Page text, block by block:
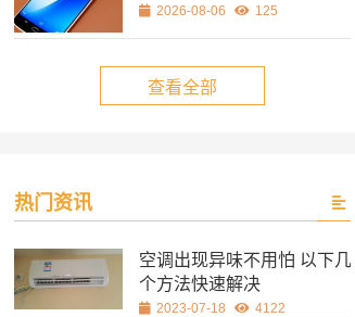
2026-08-06 125
查看全部
热门资讯
空调出现异味不用怕 以下几
个方法快速解决
2023-07-18 4122